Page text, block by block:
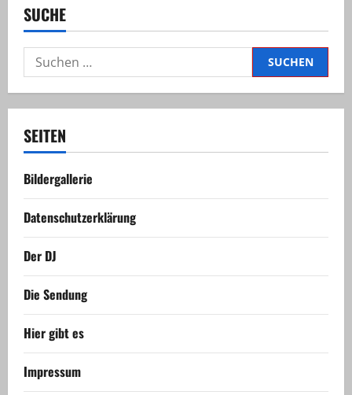
SUCHE
Suchen
nach:
SEITEN
Bildergallerie
Datenschutzerklärung
Der DJ
Die Sendung
Hier gibt es
Impressum